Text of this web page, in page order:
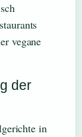
vegane
der
in